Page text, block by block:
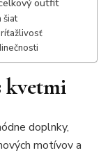
šiat
kvetmi
doplnky,
motívov a